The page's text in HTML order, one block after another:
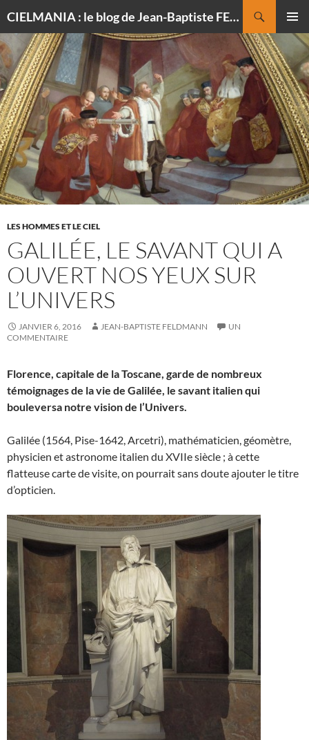
CIELMANIA : le blog de Jean-Baptiste FELDMANN, photographe du ciel
MENU
AU
CONTENU
LES HOMMES ET LE CIEL
GALILÉE, LE SAVANT QUI A
OUVERT NOS YEUX SUR
L’UNIVERS
JANVIER 6, 2016 JEAN-BAPTISTE FELDMANN
UN
COMMENTAIRE
Florence, capitale de la Toscane, garde de nombreux
témoignages de la vie de Galilée, le savant italien qui
bouleversa notre vision de l’Univers.
Galilée (1564, Pise-1642, Arcetri), mathématicien, géomètre,
physicien et astronome italien du XVIIe siècle ; à cette
flatteuse carte de visite, on pourrait sans doute ajouter le titre
d’opticien.